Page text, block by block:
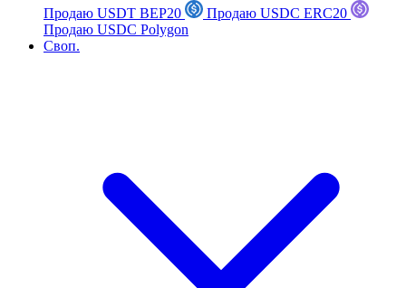
Продаю USDT BEP20
Продаю USDC ERC20
Продаю USDC Polygon
Своп.